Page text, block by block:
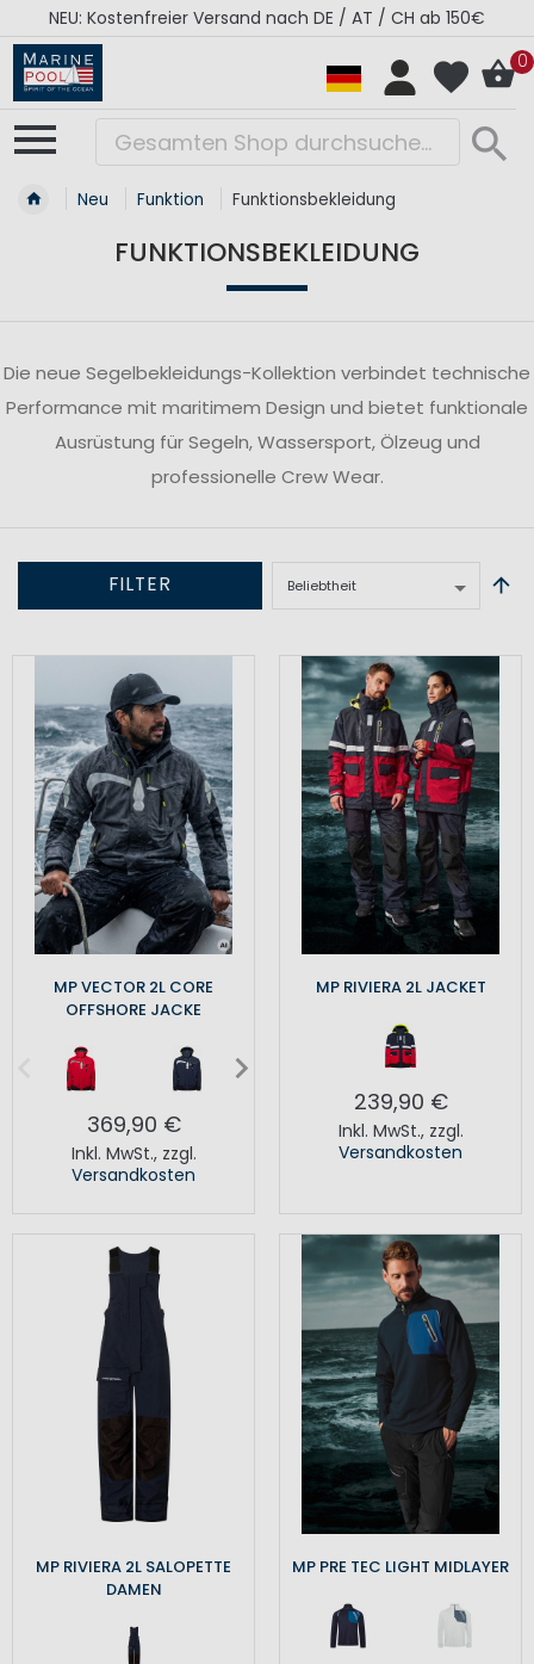
NEU: Kostenfreier Versand nach DE / AT / CH ab 150€
0
Neu Funktion Funktionsbekleidung
FUNKTIONSBEKLEIDUNG
Die neue Segelbekleidungs-Kollektion verbindet technische
Performance mit maritimem Design und bietet funktionale
Ausrüstung für Segeln, Wassersport, Ölzeug und
professionelle Crew Wear.
FILTER
MP VECTOR 2L CORE
OFFSHORE JACKE
369,90 €
Inkl. MwSt., zzgl.
Versandkosten
MP RIVIERA 2L JACKET
239,90 €
Inkl. MwSt., zzgl.
Versandkosten
MP RIVIERA 2L SALOPETTE
DAMEN
MP PRE TEC LIGHT MIDLAYER